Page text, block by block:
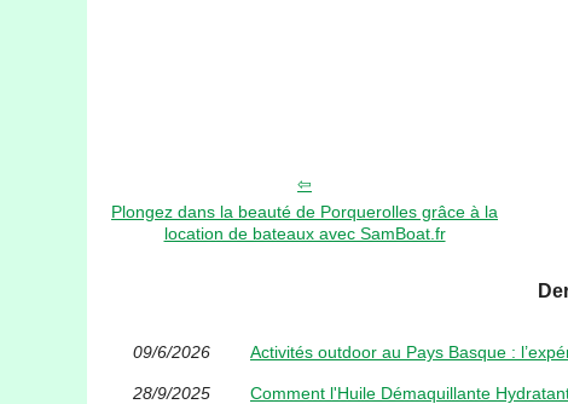
Plongez dans la beauté de Porquerolles grâce à la
location de bateaux avec SamBoat.fr
09/6/2026 Activités outdoor au Pays Basque :
28/9/2025 Comment l'Huile Démaquillante